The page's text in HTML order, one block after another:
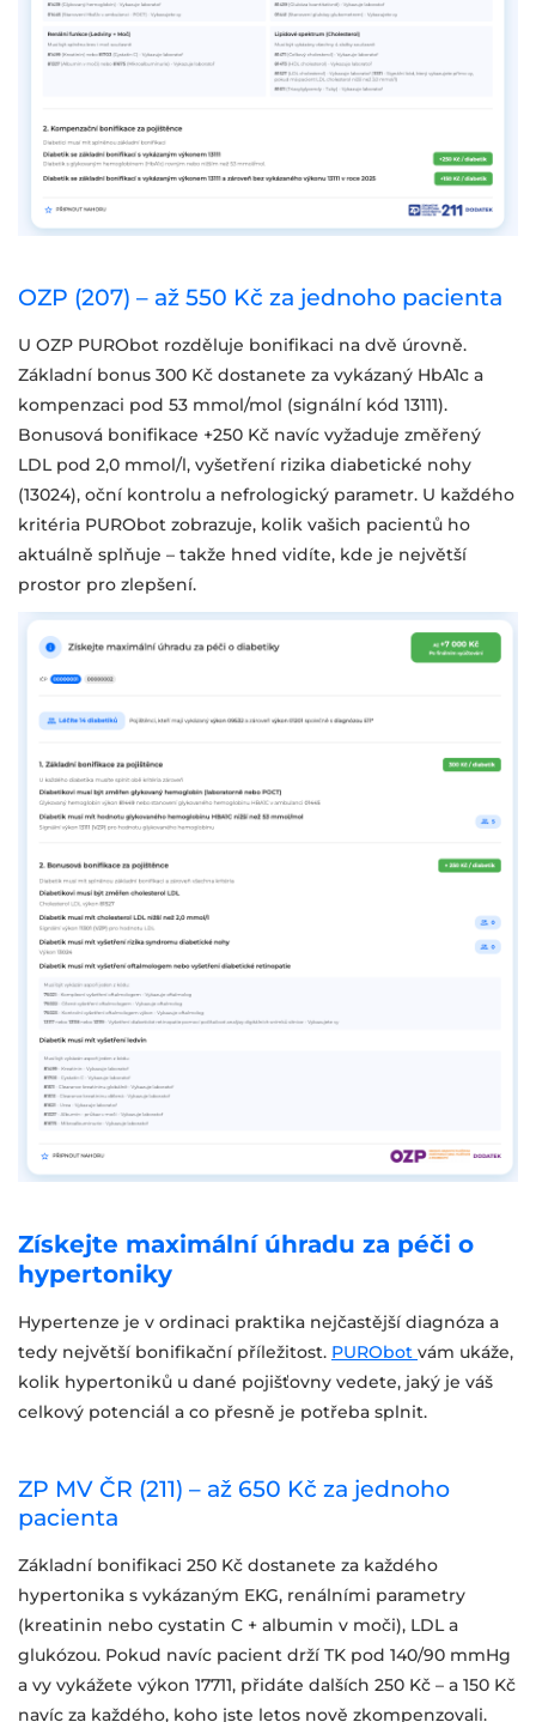
OZP (207) – až 550 Kč za jednoho pacienta
U OZP PURObot rozděluje bonifikaci na dvě úrovně.
Základní bonus 300 Kč dostanete za vykázaný HbA1c a
kompenzaci pod 53 mmol/mol (signální kód 13111).
Bonusová bonifikace +250 Kč navíc vyžaduje změřený
LDL pod 2,0 mmol/l, vyšetření rizika diabetické nohy
(13024), oční kontrolu a nefrologický parametr. U každého
kritéria PURObot zobrazuje, kolik vašich pacientů ho
aktuálně splňuje – takže hned vidíte, kde je největší
prostor pro zlepšení.
Získejte maximální úhradu za péči o
hypertoniky
Hypertenze je v ordinaci praktika nejčastější diagnóza a
tedy největší bonifikační příležitost. PURObot vám ukáže,
kolik hypertoniků u dané pojišťovny vedete, jaký je váš
celkový potenciál a co přesně je potřeba splnit.
ZP MV ČR (211) – až 650 Kč za jednoho
pacienta
Základní bonifikaci 250 Kč dostanete za každého
hypertonika s vykázaným EKG, renálními parametry
(kreatinin nebo cystatin C + albumin v moči), LDL a
glukózou. Pokud navíc pacient drží TK pod 140/90 mmHg
a vy vykážete výkon 17711, přidáte dalších 250 Kč – a 150 Kč
navíc za každého, koho jste letos nově zkompenzovali.